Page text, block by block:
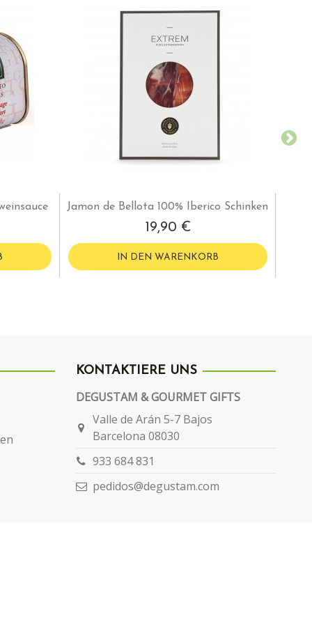
Jamon de Bellota 100% Iberico Schinken
19,90 €
IN DEN WARENKORB
KONTAKTIERE UNS
DEGUSTAM & GOURMET GIFTS
Valle de Arán 5-7 Bajos
Barcelona 08030
933 684 831
pedidos@degustam.com